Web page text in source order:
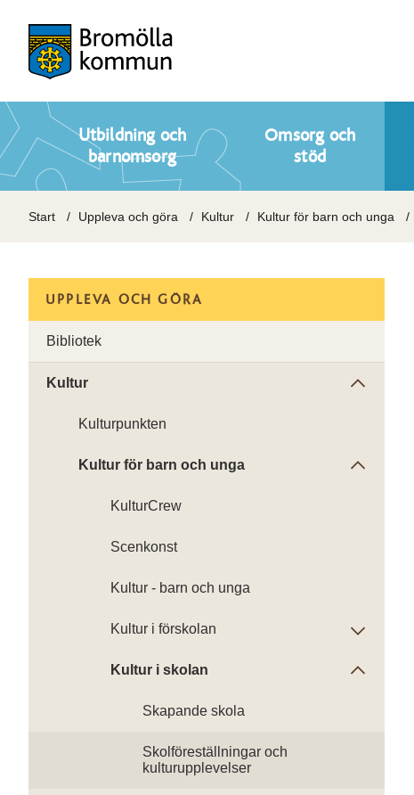
Utbildning och
barnomsorg
Omsorg och
stöd
Start Uppleva och göra Kultur Kultur för barn och unga
UPPLEVA OCH GÖRA
Bibliotek
Kultur
Kulturpunkten
Kultur för barn och unga
KulturCrew
Scenkonst
Kultur - barn och unga
Kultur i förskolan
Kultur i skolan
Skapande skola
Skolföreställningar och
kulturupplevelser